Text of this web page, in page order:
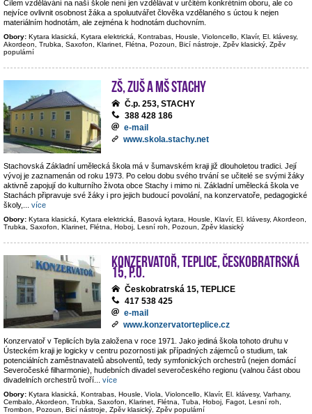
Cílem vzdělávání na naší škole není jen vzdělávat v určitém konkrétním oboru, ale co
nejvíce ovlivnit osobnost žáka a spoluutvářet člověka vzdělaného s úctou k nejen
materiálním hodnotám, ale zejména k hodnotám duchovním.
Obory: Kytara klasická, Kytara elektrická, Kontrabas, Housle, Violoncello, Klavír, El. klávesy,
Akordeon, Trubka, Saxofon, Klarinet, Flétna, Pozoun, Bicí nástroje, Zpěv klasický, Zpěv
populární
ZŠ, ZUŠ a MŠ Stachy
Č.p. 253, STACHY
388 428 186
e-mail
www.skola.stachy.net
Stachovská Základní umělecká škola má v šumavském kraji již dlouholetou tradici. Její
vývoj je zaznamenán od roku 1973. Po celou dobu svého trvání se učitelé se svými žáky
aktivně zapojují do kulturního života obce Stachy i mimo ni. Základní umělecká škola ve
Stachách připravuje své žáky i pro jejich budoucí povolání, na konzervatoře, pedagogické
školy,
více
Obory: Kytara klasická, Kytara elektrická, Basová kytara, Housle, Klavír, El. klávesy, Akordeon,
Trubka, Saxofon, Klarinet, Flétna, Hoboj, Lesní roh, Pozoun, Zpěv klasický
Konzervatoř, Teplice, Českobratrská
15, p.o.
Českobratrská 15, TEPLICE
417 538 425
e-mail
www.konzervatorteplice.cz
Konzervatoř v Teplicích byla založena v roce 1971. Jako jediná škola tohoto druhu v
Ústeckém kraji je logicky v centru pozornosti jak případných zájemců o studium, tak
potenciálních zaměstnavatelů absolventů, tedy symfonických orchestrů (nejen domácí
Severočeské filharmonie), hudebních divadel severočeského regionu (valnou část obou
divadelních orchestrů tvoří
více
Obory: Kytara klasická, Kontrabas, Housle, Viola, Violoncello, Klavír, El. klávesy, Varhany,
Cembalo, Akordeon, Trubka, Saxofon, Klarinet, Flétna, Tuba, Hoboj, Fagot, Lesní roh,
Trombon, Pozoun, Bicí nástroje, Zpěv klasický, Zpěv populární